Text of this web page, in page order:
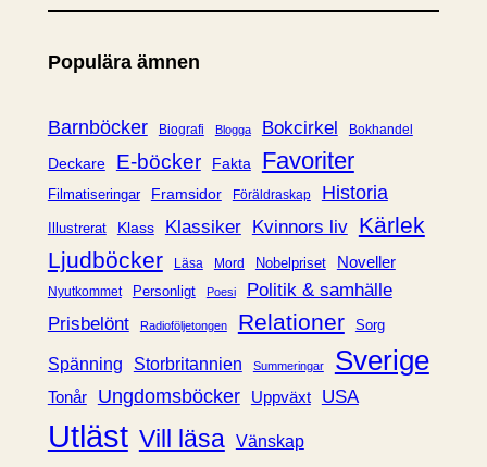
t
g
r
i
Populära ämnen
Barnböcker Biografi Blogga Bokcirkel Bokhandel
Deckare E-böcker Fakta Favoriter
Filmatiseringar Framsidor Föräldraskap Historia
Illustrerat Klass Klassiker Kvinnors liv Kärlek
Ljudböcker
Läsa Mord Nobelpriset Noveller
Nyutkommet Personligt Poesi
Politik & samhälle
Prisbelönt
Radioföljetongen Relationer Sorg
Spänning Storbritannien Summeringar Sverige
Tonår Ungdomsböcker Uppväxt USA
Utläst Vill läsa Vänskap